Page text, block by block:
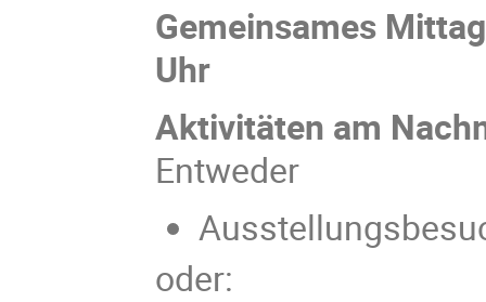
Gemeinsames
Uhr
Aktivitäten am
Entweder
oder: